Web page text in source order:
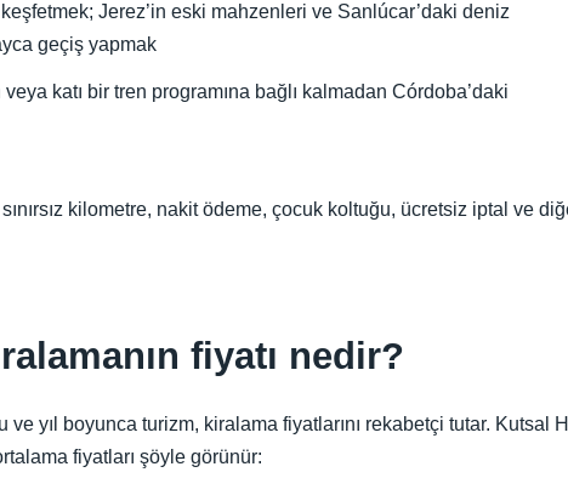
keşfetmek; Jerez’in eski mahzenleri ve Sanlúcar’daki deniz
geçiş yapmak
katı bir tren programına bağlı kalmadan Córdoba’daki
kilometre, nakit ödeme, çocuk koltuğu, ücretsiz iptal ve
fiyatı nedir?
yıl boyunca turizm, kiralama fiyatlarını rekabetçi tutar. Kutsal
fiyatları şöyle görünür: